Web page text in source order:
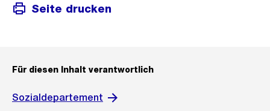
Seite drucken
Für diesen Inhalt verantwortlich
Sozialdepartement